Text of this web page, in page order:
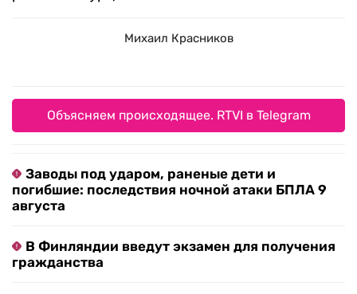
Михаил Красников
Объясняем происходящее. RTVI в Telegram
Заводы под ударом, раненые дети и
погибшие: последствия ночной атаки БПЛА 9
августа
В Финляндии введут экзамен для получения
гражданства